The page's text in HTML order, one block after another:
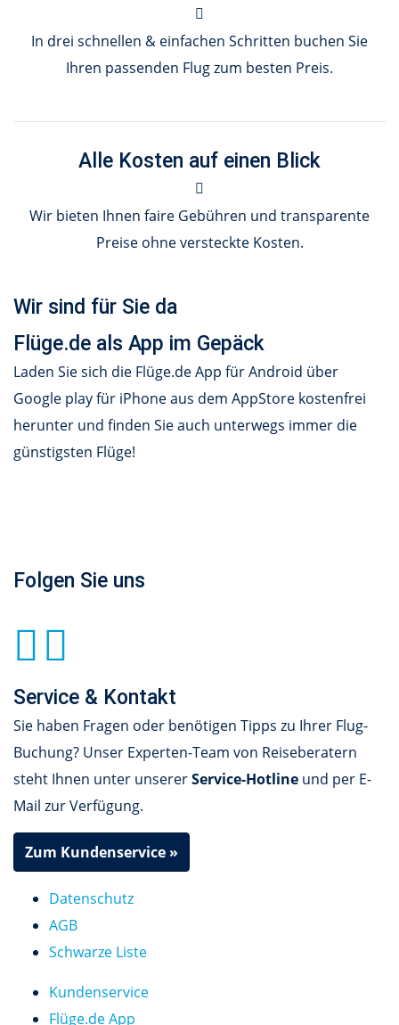
In drei schnellen & einfachen Schritten buchen Sie
Ihren passenden Flug zum besten Preis.
Alle Kosten auf einen Blick
Wir bieten Ihnen faire Gebühren und transparente
Preise ohne versteckte Kosten.
Wir sind für Sie da
Flüge.de als App im Gepäck
Laden Sie sich die Flüge.de App für Android über
Google play für iPhone aus dem AppStore kostenfrei
herunter und finden Sie auch unterwegs immer die
günstigsten Flüge!
Folgen Sie uns
Service & Kontakt
Sie haben Fragen oder benötigen Tipps zu Ihrer Flug-
Buchung? Unser Experten-Team von Reiseberatern
steht Ihnen unter unsererService-Hotline und per E-
Mail zur Verfügung.
Zum Kundenservice »
Datenschutz
AGB
Schwarze Liste
Kundenservice
Flüge.de App